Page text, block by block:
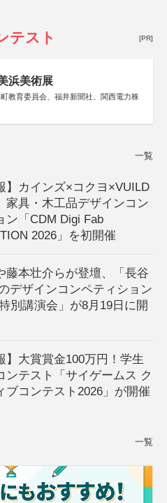
テスト [PR]
浜美術展
教育委員会、福井新聞社、関西電力株
一覧
】カインズ×コクヨ×VUILD
家具・木工品デザインコン
ン「CDM Digi Fab
2026」を初開催
藤本壮介らが登壇、「長谷
デザインコンペティション
別講演会」が8月19日に開
】大賞賞金100万円！学生
ンテスト「サイゲームス ク
ブコンテスト2026」が開催
一覧